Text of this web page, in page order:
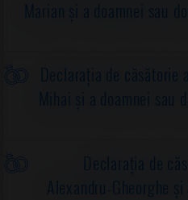
Marian și a doamnei sau
Declarația de
Mihai și a doamnei sau
Declarația de
Alexandru-Gheorghe